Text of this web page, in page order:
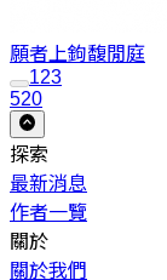
願者上鉤馥閒庭
123
520
探索
最新消息
作者一覽
關於
關於我們